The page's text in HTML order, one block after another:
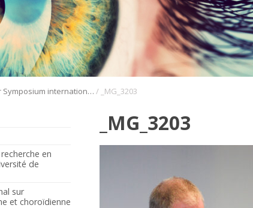
1er Symposium international en médecine régénérative de la cornée / _MG_3203
en
de
sur
et choroïdienne
_MG_3203